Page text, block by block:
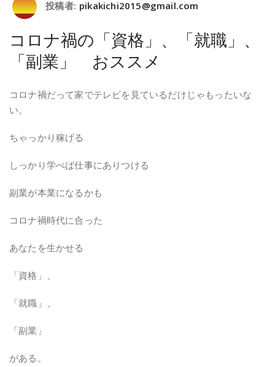
投稿者: pikakichi2015@gmail.com
コロナ禍の「資格」、「就職」、
「副業」 おススメ
コロナ禍だって家でテレビを見ているだけじゃもったいな
い。
ちゃっかり稼げる
しっかり学べば仕事にありつける
副業が本業になるかも
コロナ禍時代に合った
あなたを生かせる
「資格」、
「就職」、
「副業」
がある。